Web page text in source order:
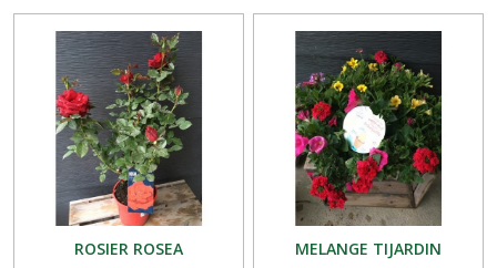
ROSIER ROSEA MELANGE TIJARDIN